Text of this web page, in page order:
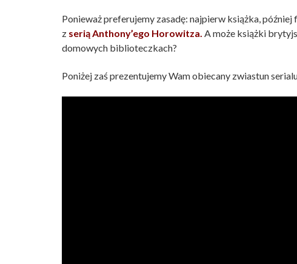
Ponieważ preferujemy zasadę: najpierw książka,
z serią Anthony’ego Horowitza. A może książki
domowych biblioteczkach?
Poniżej zaś prezentujemy Wam obiecany zwiastun